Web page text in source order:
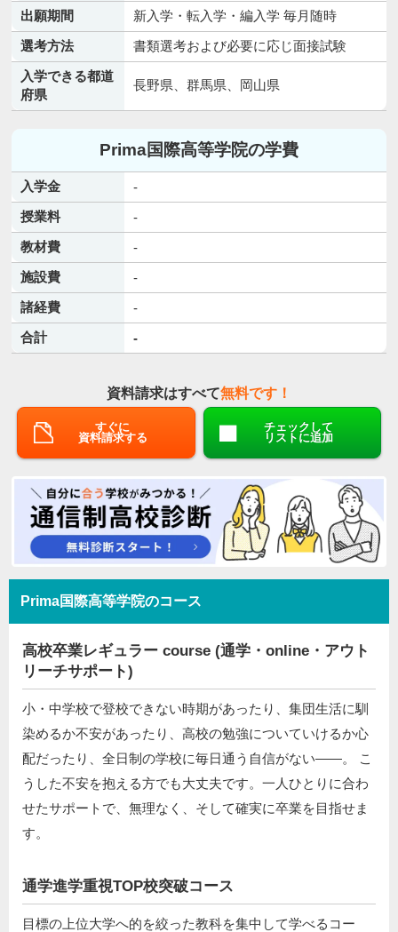
出願期間
新入学・転入学・編入学 毎月随時
選考方法
書類選考および必要に応じ面接試験
入学できる都道
府県
長野県、群馬県、岡山県
Prima国際高等学院の学費
入学金
-
授業料
-
教材費
-
施設費
-
諸経費
-
合計
-
資料請求はすべて無料です！
すぐに
資料請求する
チェックして
リストに追加
Prima国際高等学院のコース
高校卒業レギュラー course (通学・online・アウト
リーチサポート)
小・中学校で登校できない時期があったり、集団生活に馴
染めるか不安があったり、高校の勉強についていけるか心
配だったり、全日制の学校に毎日通う自信がない――。 こ
うした不安を抱える方でも大丈夫です。一人ひとりに合わ
せたサポートで、無理なく、そして確実に卒業を目指せま
す。
通学進学重視TOP校突破コース
目標の上位大学へ的を絞った教科を集中して学べるコー